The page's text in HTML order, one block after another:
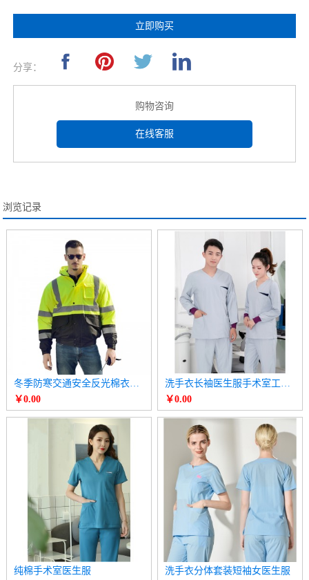
立即购买
分享：
购物咨询
在线客服
浏览记录
冬季防寒交通安全反光棉衣棉袄 高速公路工作服
￥0.00
洗手衣长袖医生服手术室工作服
￥0.00
纯棉手术室医生服
洗手衣分体套装短袖女医生服